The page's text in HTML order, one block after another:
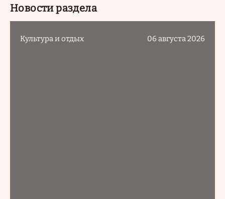
Новости раздела
Культура и отдых 06 августа 2026